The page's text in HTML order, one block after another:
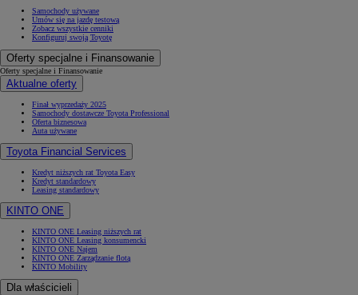
Samochody używane
Umów się na jazdę testową
Zobacz wszystkie cenniki
Konfiguruj swoją Toyotę
Oferty specjalne i Finansowanie
Oferty specjalne i Finansowanie
Aktualne oferty
Finał wyprzedaży 2025
Samochody dostawcze Toyota Professional
Oferta biznesowa
Auta używane
Toyota Financial Services
Kredyt niższych rat Toyota Easy
Kredyt standardowy
Leasing standardowy
KINTO ONE
KINTO ONE Leasing niższych rat
KINTO ONE Leasing konsumencki
KINTO ONE Najem
KINTO ONE Zarządzanie flotą
KINTO Mobility
Dla właścicieli